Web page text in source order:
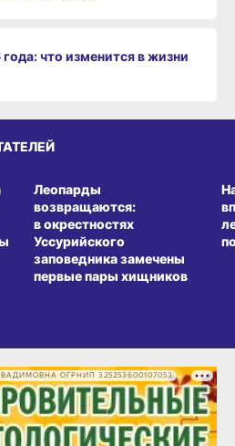
что изменится в жизни
Леопарды
возвращаются:
в окрестностях
Уссурийского
заповедника замечены
первые пары хищников
ОГРНИП 325253600107053